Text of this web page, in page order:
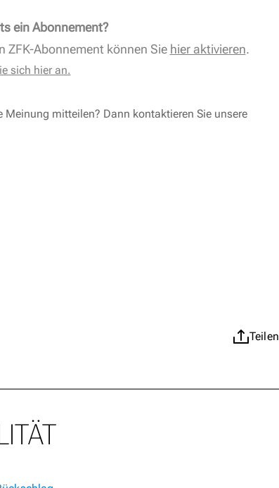
ein Abonnement?
ZFK-Abonnement können Sie hier aktivieren.
sich hier an.
Meinung mitteilen? Dann kontaktieren Sie unsere
Teilen